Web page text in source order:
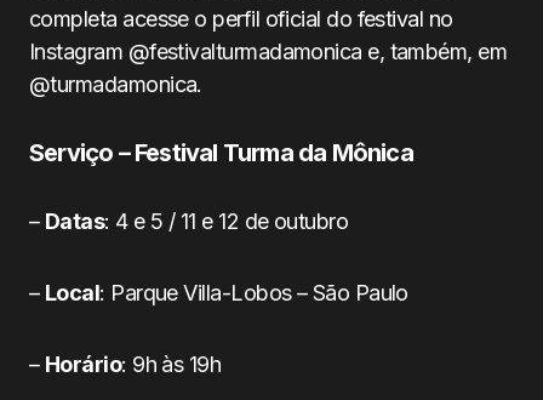
completa acesse o perfil oficial do festival no
Instagram @festivalturmadamonica e, também, em
@turmadamonica.
Serviço – Festival Turma da Mônica
– Datas: 4 e 5 / 11 e 12 de outubro
– Local: Parque Villa-Lobos – São Paulo
– Horário: 9h às 19h